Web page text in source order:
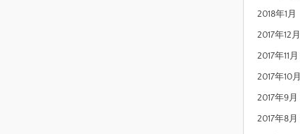
2018年1月
2017年12月
2017年11月
2017年10月
2017年9月
2017年8月